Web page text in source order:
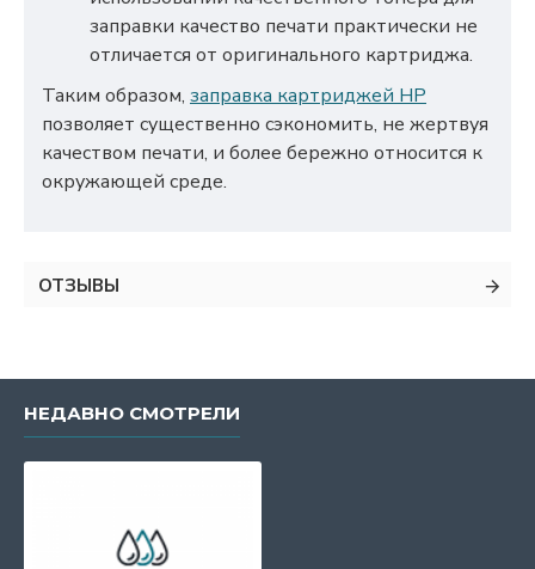
заправки качество печати практически не
отличается от оригинального картриджа.
Таким образом, заправка картриджей HP
позволяет существенно сэкономить, не жертвуя
качеством печати, и более бережно относится к
окружающей среде.
ОТЗЫВЫ
НЕДАВНО СМОТРЕЛИ